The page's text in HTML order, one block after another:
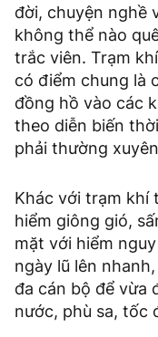
đời, chuyện nghề
không thể nào
trắc viên. Trạm
có điểm chung là
đồng hồ vào các
theo diễn biến
phải thường
Khác với trạm khí
hiểm giông gió,
mặt với hiểm
ngày lũ lên
đa cán bộ để vừa
nước, phù sa, tốc